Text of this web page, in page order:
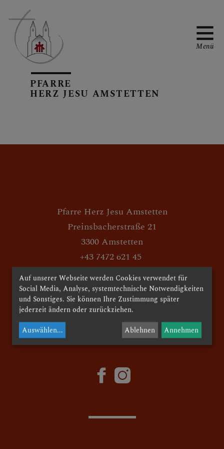
PFARRTEAM
Sekretariat
Pastoralassistentin
PFARRKIRCHE
GRUPPEN IN DER
PFARRE
PFARRLICHE
PFARRE
HERZ JESU AMSTETTEN
Menü
Pfarre Herz Jesu Amstetten
Preinsbacherstraße 21
3300 Amstetten
+43 7472 621 45
pfarre.amstetten@donbosco.at
facebook
© 2024 Pfarre Herz Jesu Amstetten
Auf unserer Webseite werden Cookies verwendet für
Social Media, Analyse, systemtechnische Notwendigkeiten
und Sonstiges. Sie können Ihre Zustimmung später
jederzeit ändern oder zurückziehen.
Auswählen... Ablehnen Annehmen